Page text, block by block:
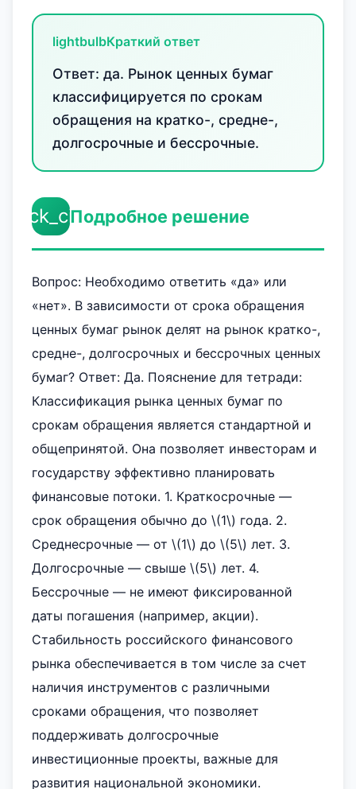
lightbulbКраткий ответ
Ответ: да. Рынок ценных бумаг
классифицируется по срокам
обращения на кратко-, средне-,
долгосрочные и бессрочные.
Подробное решение
Вопрос: Необходимо ответить «да» или
«нет». В зависимости от срока обращения
ценных бумаг рынок делят на рынок кратко-,
средне-, долгосрочных и бессрочных ценных
бумаг? Ответ: Да. Пояснение для тетради:
Классификация рынка ценных бумаг по
срокам обращения является стандартной и
общепринятой. Она позволяет инвесторам и
государству эффективно планировать
финансовые потоки. 1. Краткосрочные —
срок обращения обычно до \(1\) года. 2.
Среднесрочные — от \(1\) до \(5\) лет. 3.
Долгосрочные — свыше \(5\) лет. 4.
Бессрочные — не имеют фиксированной
даты погашения (например, акции).
Стабильность российского финансового
рынка обеспечивается в том числе за счет
наличия инструментов с различными
сроками обращения, что позволяет
поддерживать долгосрочные
инвестиционные проекты, важные для
развития национальной экономики.